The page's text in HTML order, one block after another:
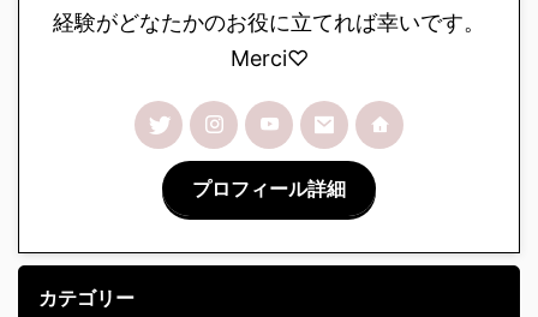
経験がどなたかのお役に立てれば幸いです。
Merci♡
プロフィール詳細
カテゴリー